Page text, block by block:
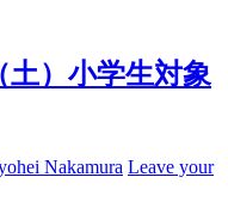
土）小学生対象
Nakamura Leave your